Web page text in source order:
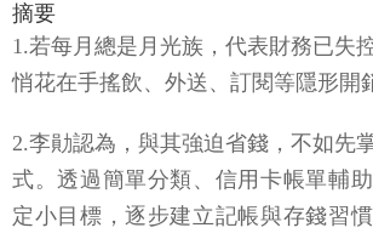
摘要
1.若每月總是月光族，代表財務已失
悄花在手搖飲、外送、訂閱等隱形開
2.李勛認為，與其強迫省錢，不如先
式。透過簡單分類、信用卡帳單輔
定小目標，逐步建立記帳與存錢習